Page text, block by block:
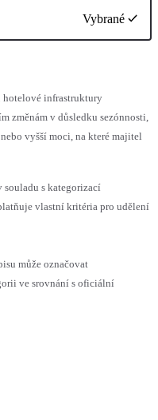
Vybrané
hotelové infrastruktury
změnám v důsledku sezónnosti,
vyšší moci, na které majitel
s kategorizací
vlastní kritéria pro udělení
může označovat
ve srovnání s oficiální